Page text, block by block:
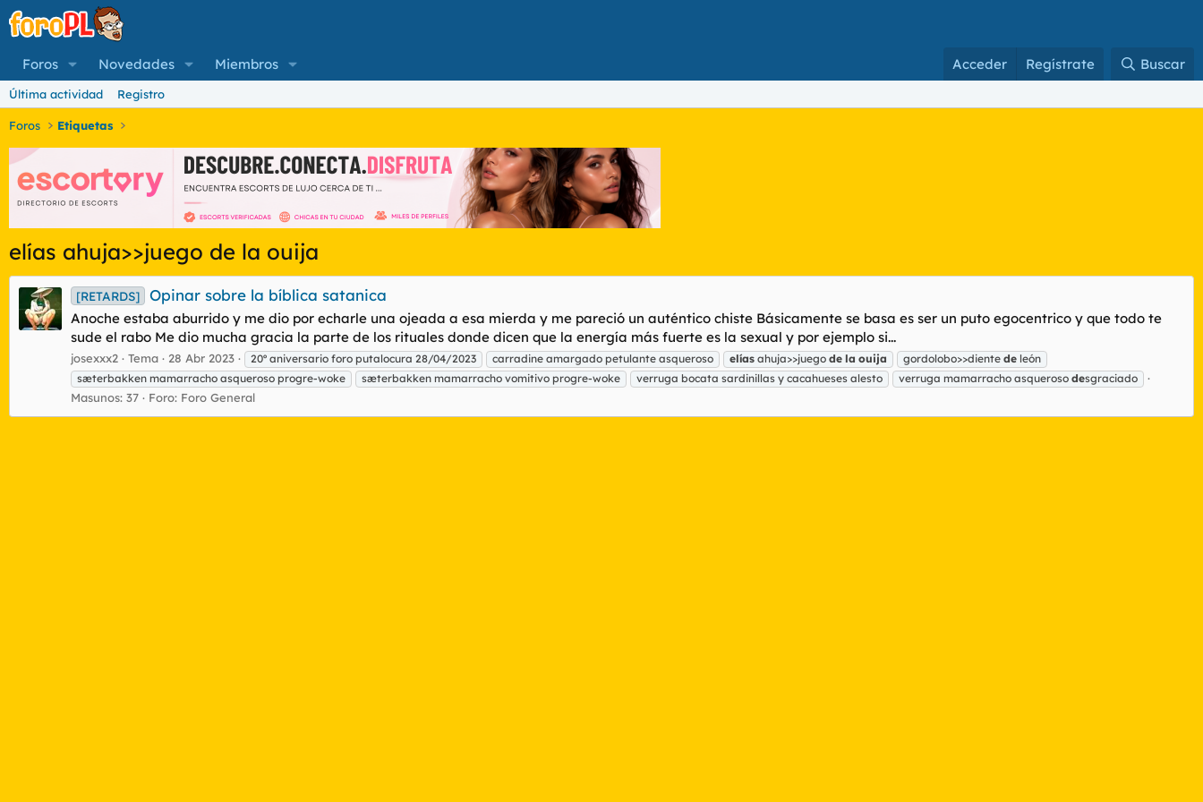
Foros Novedades Miembros Acceder Regístrate Buscar
Última actividad Registro
Foros Etiquetas
elías ahuja>>juego de la ouija
[RETARDS] Opinar sobre la bíblica satanica
Anoche estaba aburrido y me dio por echarle una ojeada a esa mierda y me pareció un auténtico chiste Básicamente se basa es ser un puto egocentrico y que todo te
sude el rabo Me dio mucha gracia la parte de los rituales donde dicen que la energía más fuerte es la sexual y por ejemplo si...
josexxx2 Tema 28 Abr 2023 20º aniversario foro putalocura 28/04/2023 carradine amargado petulante asqueroso elías ahuja>>juego de la ouija gordolobo>>diente de león
sæterbakken mamarracho asqueroso progre-woke
sæterbakken mamarracho vomitivo progre-woke verruga bocata sardinillas y cacahueses alesto verruga mamarracho asqueroso desgraciado
Masunos: 37 Foro: Foro General